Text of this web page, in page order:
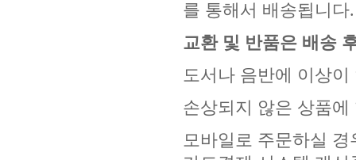
를 통해서 배송됩니다.
교환 및 반품은 배송
도서나 음반에 이상
손상되지 않은 상품
모바일로 주문하실